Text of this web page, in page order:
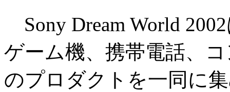
Sony Dream World
ゲーム機、携帯電話、
のプロダクトを一同に